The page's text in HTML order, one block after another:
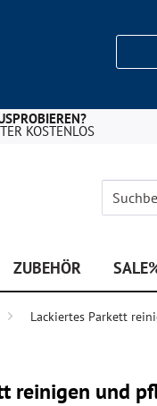
KOSTENLOS
ZUBEHÖR
Lackiertes Parkett
reinigen und